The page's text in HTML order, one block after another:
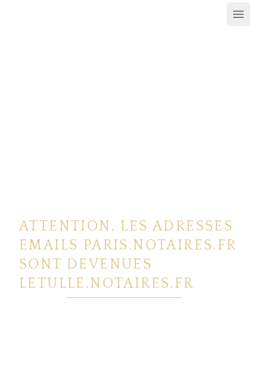
ATTENTION, LES ADRESSES
EMAILS PARIS.NOTAIRES.FR
SONT DEVENUES
LETULLE.NOTAIRES.FR